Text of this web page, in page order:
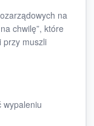
na
chwilę”, które
przy muszli
wypaleniu